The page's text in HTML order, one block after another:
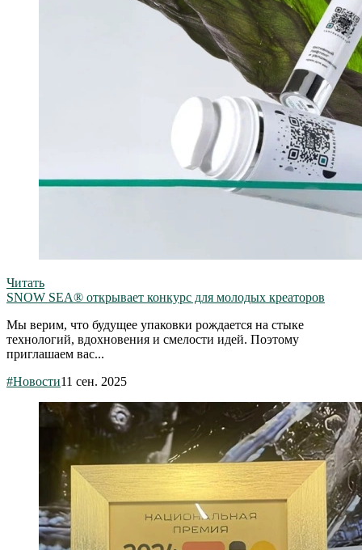
Читать
SNOW SEA® открывает конкурс для молодых креаторов
Мы верим, что будущее упаковки рождается на стыке
технологий, вдохновения и смелости идей. Поэтому
приглашаем вас...
#Новости11 сен. 2025